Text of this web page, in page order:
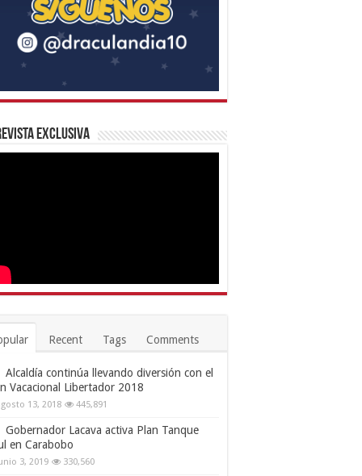
Exclusiva
Recent Tags Comments
Alcaldía continúa llevando diversión con el
Vacacional Libertador 2018
13, 2018 445,891
Gobernador Lacava activa Plan Tanque
en Carabobo
3, 2019 330,560